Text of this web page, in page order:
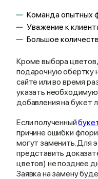
Команда опытных
Уважение к
Большое
Кроме выбора
подарочную обёртку
сайте или во время
указать
добавления на букет
Если полученный
причине ошибки
могут заменить. Для
представить
цветов) не позднее
Заявка на замену